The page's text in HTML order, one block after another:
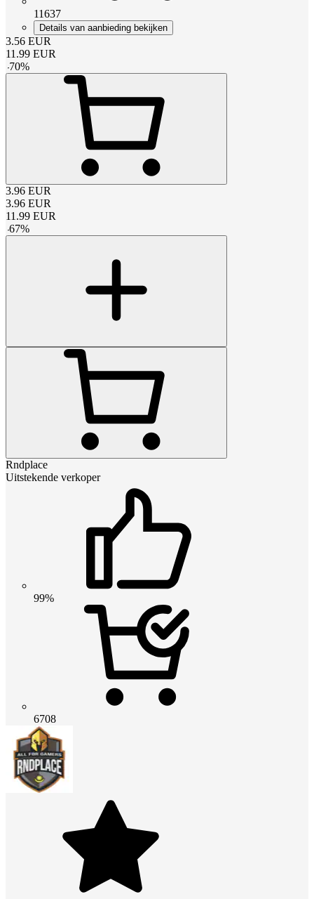
11637
Details van aanbieding bekijken
3.56 EUR
11.99 EUR
-70%
3.96 EUR
3.96 EUR
11.99 EUR
-67%
Rndplace
Uitstekende verkoper
99%
6708